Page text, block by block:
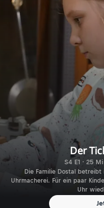
Der
S4 E1 · 25
Die Familie Dostal
Uhrmacherei. Für ein paar
Uhr